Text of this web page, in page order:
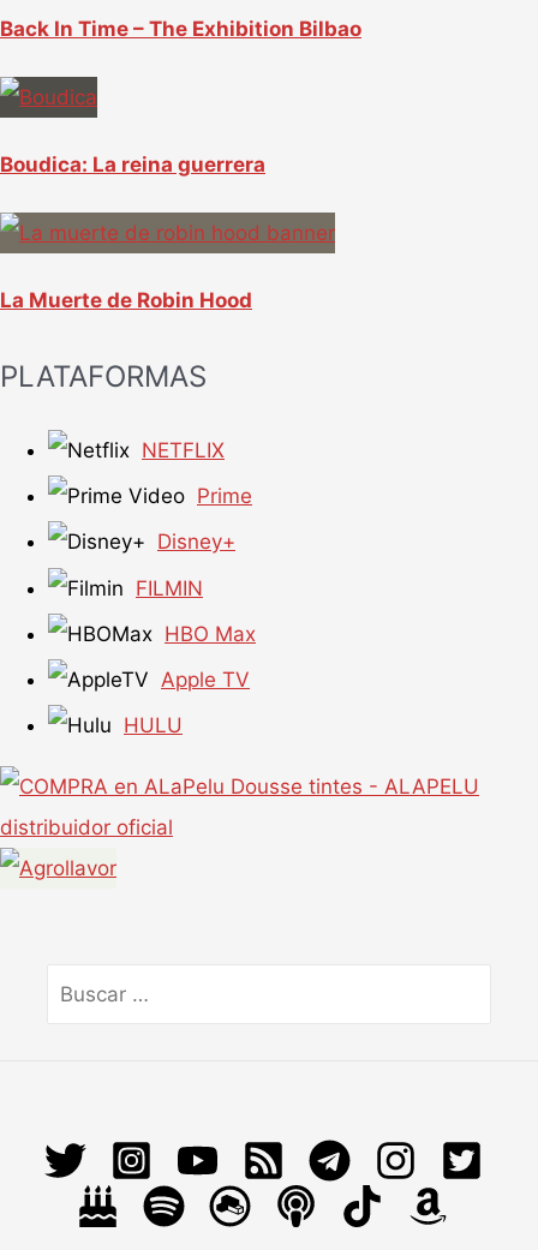
Back In Time – The Exhibition Bilbao
Boudica: La reina guerrera
La Muerte de Robin Hood
PLATAFORMAS
NETFLIX
Prime
Disney+
FILMIN
HBO Max
Apple TV
HULU
por: